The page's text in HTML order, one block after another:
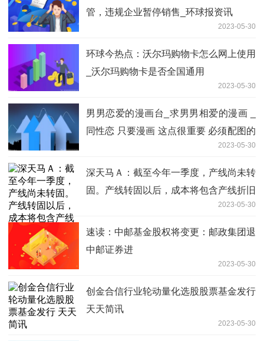
管，违规企业暂停销售_环球报资讯
2023-05-30
环球今热点：沃尔玛购物卡怎么网上使用
_沃尔玛购物卡是否全国通用
2023-05-30
男男恋爱的漫画台_求男男相爱的漫画 _
同性恋 只要漫画 这点很重要 必须配图的
2023-05-30
深天马Ａ：截至今年一季度，产线尚未转
固。产线转固以后，成本将包含产线折旧
2023-05-30
速读：中邮基金股权将变更：邮政集团退
中邮证券进
2023-05-30
创金合信行业轮动量化选股股票基金发行
天天简讯
2023-05-30